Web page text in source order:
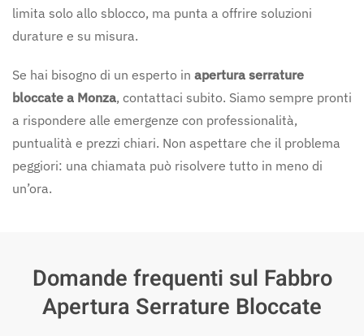
limita solo allo sblocco, ma punta a offrire soluzioni
durature e su misura.
Se hai bisogno di un esperto in apertura serrature
bloccate a Monza, contattaci subito. Siamo sempre pronti
a rispondere alle emergenze con professionalità,
puntualità e prezzi chiari. Non aspettare che il problema
peggiori: una chiamata può risolvere tutto in meno di
un’ora.
Domande frequenti sul Fabbro
Apertura Serrature Bloccate